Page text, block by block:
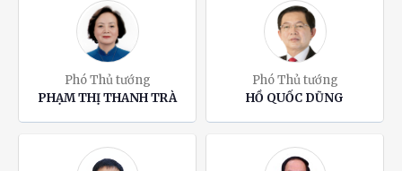
Phó Thủ tướng
PHẠM THỊ THANH TRÀ
Phó Thủ tướng
HỒ QUỐC DŨNG